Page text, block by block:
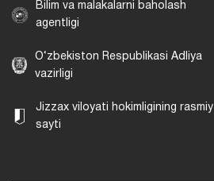
Bilim va malakalarni baholash
agentligi
O‘zbekiston Respublikasi Adliya
vazirligi
Jizzax viloyati hokimligining rasmiy
sayti